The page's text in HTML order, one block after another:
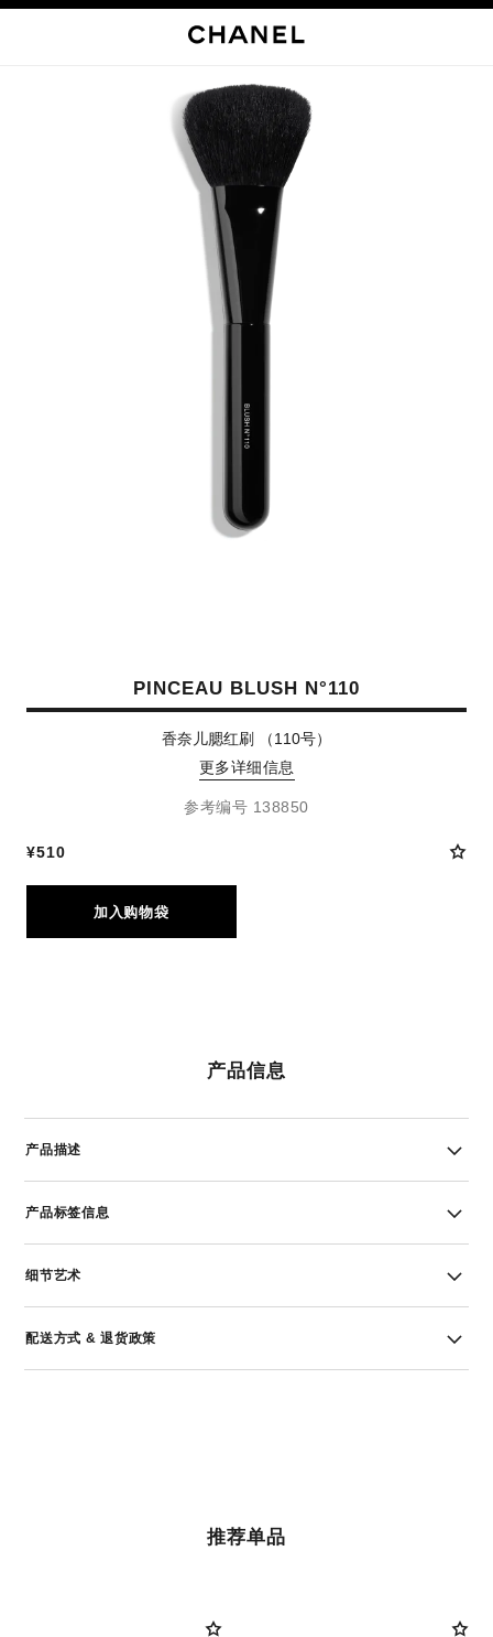
PINCEAU BLUSH N°110
香奈儿腮红刷 （110号）
更多详细信息
参考编号 138850
¥510
加入购物袋
产品信息
产品描述
产品标签信息
细节艺术
配送方式 & 退货政策
推荐单品